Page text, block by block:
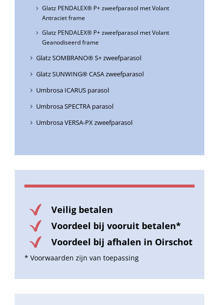
Glatz PENDALEX® P+ zweefparasol met Volant
Antraciet frame
Glatz PENDALEX® P+ zweefparasol met Volant
Geanodiseerd frame
Glatz SOMBRANO® S+ zweefparasol
Glatz SUNWING® CASA zweefparasol
Umbrosa ICARUS parasol
Umbrosa SPECTRA parasol
Umbrosa VERSA-PX zweefparasol
Veilig betalen
Voordeel bij vooruit betalen*
Voordeel bij afhalen in Oirschot
* Voorwaarden zijn van toepassing